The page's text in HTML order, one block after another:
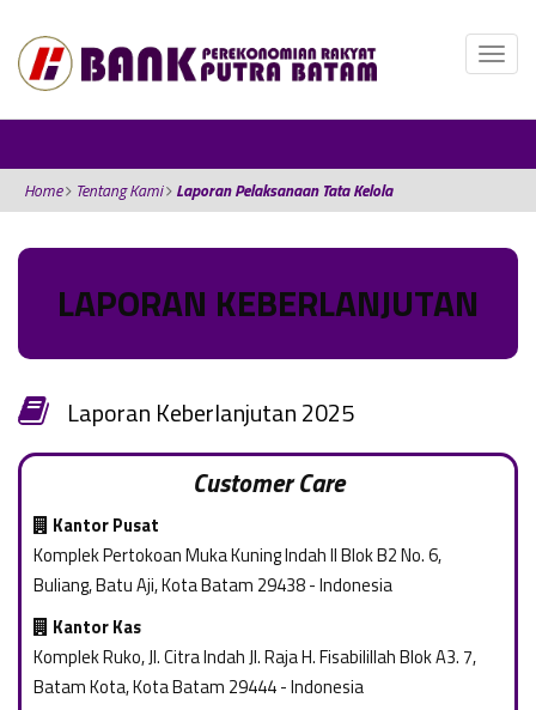
Home Tentang Kami Laporan Pelaksanaan Tata Kelola
LAPORAN KEBERLANJUTAN
Laporan Keberlanjutan 2025
Customer Care
Kantor Pusat
Komplek Pertokoan Muka Kuning Indah II Blok B2 No. 6,
Buliang, Batu Aji, Kota Batam 29438 - Indonesia
Kantor Kas
Komplek Ruko, Jl. Citra Indah Jl. Raja H. Fisabilillah Blok A3. 7,
Batam Kota, Kota Batam 29444 - Indonesia